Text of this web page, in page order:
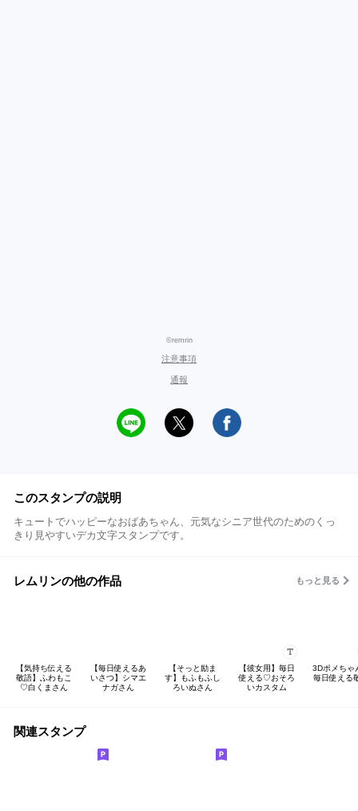
©remrin
注意事項
通報
このスタンプの説明
キュートでハッピーなおばあちゃん、元気なシニア世代のためのくっ
きり見やすいデカ文字スタンプです。
レムリンの他の作品 もっと見る
【気持ち伝える
敬語】ふわもこ
♡白くまさん
【毎日使えるあ
いさつ】シマエ
ナガさん
【そっと励ま
す】もふもふし
ろいぬさん
【彼女用】毎日
使える♡おそろ
いカスタム
3Dポメちゃ
毎日使える
関連スタンプ